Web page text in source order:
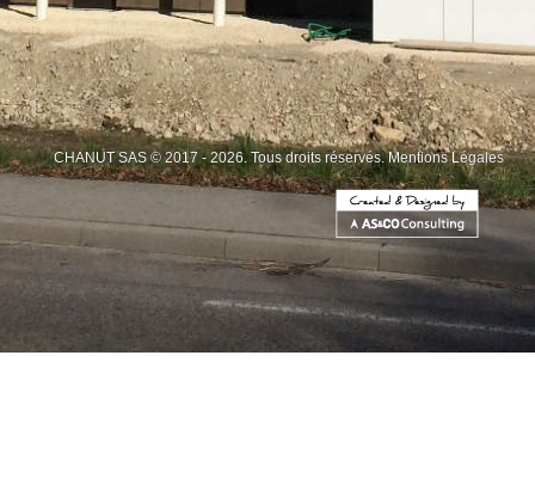
CHANUT SAS © 2017 - 2026. Tous droits réservés.Mentions Légales